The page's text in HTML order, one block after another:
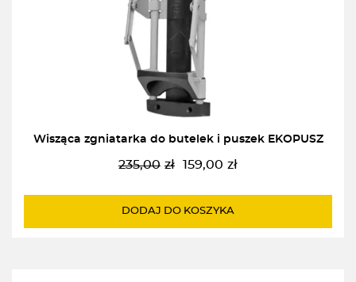
Wisząca zgniatarka do butelek i puszek EKOPUSZ
235,00 zł
Pierwotna
wynosiła:
159,00 zł
Aktualna
wynosi:
DODAJ DO KOSZYKA